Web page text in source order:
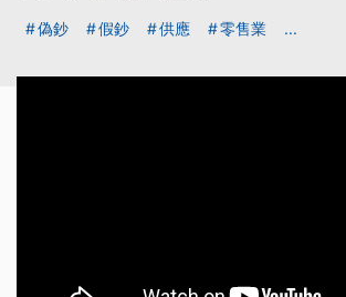
偽鈔 假鈔 供應 零售業 ...